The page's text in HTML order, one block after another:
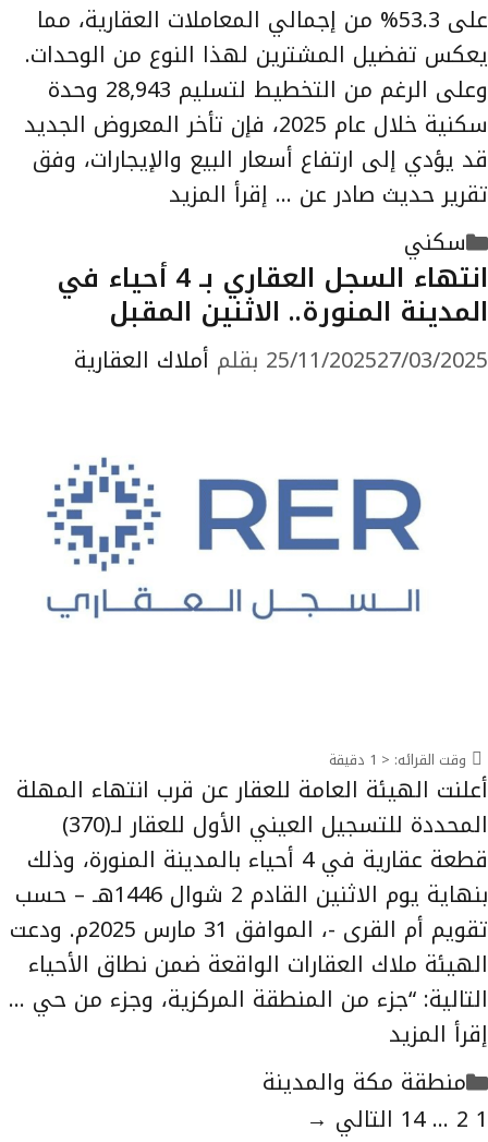
على 53.3% من إجمالي المعاملات العقارية، مما
يعكس تفضيل المشترين لهذا النوع من الوحدات.
وعلى الرغم من التخطيط لتسليم 28,943 وحدة
سكنية خلال عام 2025، فإن تأخر المعروض الجديد
قد يؤدي إلى ارتفاع أسعار البيع والإيجارات، وفق
تقرير حديث صادر عن … إقرأ المزيد
التصنيفات
سكني
انتهاء السجل العقاري بـ 4 أحياء في
المدينة المنورة.. الاثنين المقبل
25/11/202527/03/2025 بقلم أملاك العقارية
وقت القرائه: < 1 دقيقة
أعلنت الهيئة العامة للعقار عن قرب انتهاء المهلة
المحددة للتسجيل العيني الأول للعقار لـ(370)
قطعة عقارية في 4 أحياء بالمدينة المنورة، وذلك
بنهاية يوم الاثنين القادم 2 شوال 1446هـ – حسب
تقويم أم القرى -، الموافق 31 مارس 2025م. ودعت
الهيئة ملاك العقارات الواقعة ضمن نطاق الأحياء
التالية: “جزء من المنطقة المركزية، وجزء من حي …
إقرأ المزيد
التصنيفات
منطقة مكة والمدينة
الصفحة
1 الصفحة
2
...الصفحة
14 التالي →